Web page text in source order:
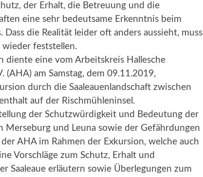
der Erhalt, die Betreuung und die
eine sehr bedeutsame Erkenntnis beim
Dass die Realität leider oft anders aussieht, muss
feststellen.
diente eine vom Arbeitskreis Hallesche
(AHA) am Samstag, dem 09.11.2019,
durch die Saaleauenlandschaft zwischen
auf der Rischmühleninsel.
der Schutzwürdigkeit und Bedeutung der
Merseburg und Leuna sowie der Gefährdungen
AHA im Rahmen der Exkursion, welche auch
Vorschläge zum Schutz, Erhalt und
Saaleaue erläutern sowie Überlegungen zum